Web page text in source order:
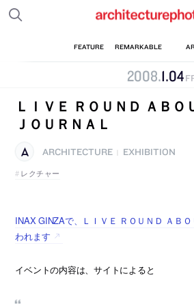
2008.1.04
ＬＩＶＥ ＲＯＵＮＤ ＡＢＯ
ＪＯＵＲＮＡＬ
ARCHITECTURE
EXHIBITION
レクチャー
INAX GINZAで、ＬＩＶＥ ＲＯＵＮＤ ＡＢ
われます
イベントの内容は、サイトによると